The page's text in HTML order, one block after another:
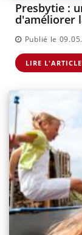
Presbytie :
d'améliorer
Publié le
LIRE L'ARTICLE